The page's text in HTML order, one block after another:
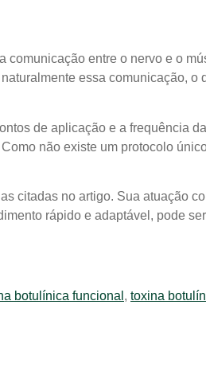
entre o nervo e o
essa comunicação, o
de aplicação e a frequência
não existe um protocolo
citadas no artigo. Sua atuação
rápido e adaptável, pode
botulínica funcional , toxina